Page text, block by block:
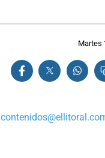
Martes